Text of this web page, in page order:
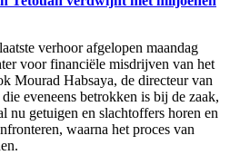
verhoor afgelopen maandag
voor financiële misdrijven van het
Mourad Habsaya, de directeur van
eveneens betrokken is bij de zaak,
nu getuigen en slachtoffers horen en
waarna het proces van